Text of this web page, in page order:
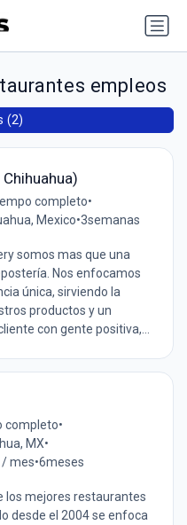
empleos
completo•
Mexico•3semanas
somos mas que una
Nos enfocamos
única, sirviendo la
productos y un
con gente positiva,...
completo•
MX•
/ mes•6meses
los mejores restaurantes
desde el 2004 se enfoca
(2)